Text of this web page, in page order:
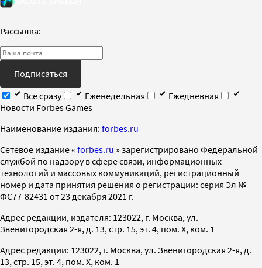
Рассылка:
Подписаться
Все сразу
Еженедельная
Ежедневная
Новости Forbes Games
Наименование издания: forbes.ru
Cетевое издание « forbes.ru » зарегистрировано Федеральной
службой по надзору в сфере связи, информационных
технологий и массовых коммуникаций, регистрационный
номер и дата принятия решения о регистрации: серия Эл №
ФС77-82431 от 23 декабря 2021 г.
Адрес редакции, издателя: 123022, г. Москва, ул.
Звенигородская 2-я, д. 13, стр. 15, эт. 4, пом. X, ком. 1
Адрес редакции: 123022, г. Москва, ул. Звенигородская 2-я, д.
13, стр. 15, эт. 4, пом. X, ком. 1